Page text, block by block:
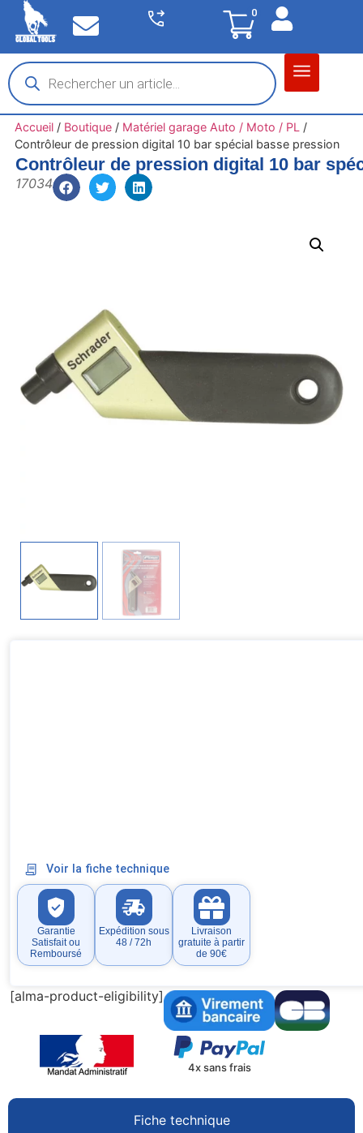
0
Accueil/ Boutique/ Matériel garage Auto / Moto / PL /
Contrôleur de pression digital 10 bar spécial basse pression
Contrôleur de pression digital 10 bar
17034
Voir la fiche technique
Garantie
Satisfait ou
Remboursé
Expédition sous
48 / 72h
Livraison
gratuite à partir
de 90€
[alma-product-eligibility]
4x sans frais
Fiche technique